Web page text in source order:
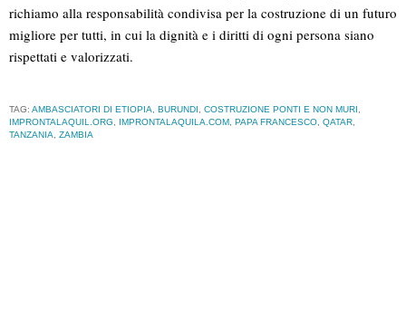
richiamo alla responsabilità condivisa per la costruzione di un futuro
migliore per tutti, in cui la dignità e i diritti di ogni persona siano
rispettati e valorizzati.
TAG: AMBASCIATORI DI ETIOPIA, BURUNDI, COSTRUZIONE PONTI E NON MURI,
IMPRONTALAQUIL.ORG, IMPRONTALAQUILA.COM, PAPA FRANCESCO, QATAR,
TANZANIA, ZAMBIA